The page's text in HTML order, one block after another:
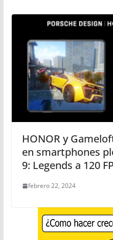
HONOR y
en smartphones
9: Legends a 120
febrero 22, 2024